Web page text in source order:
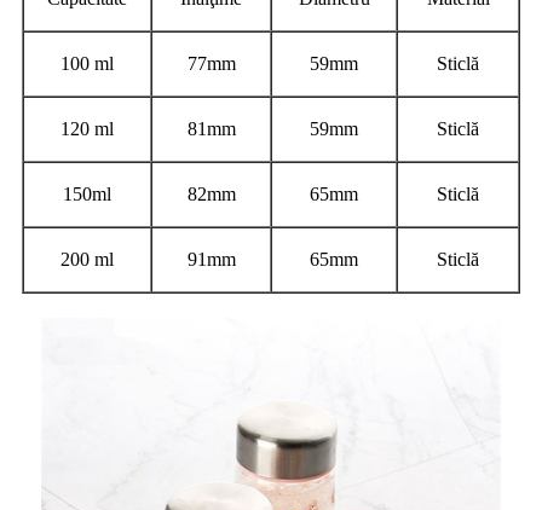
100 ml 77mm 59mm Sticlă
120 ml 81mm 59mm Sticlă
150ml 82mm 65mm Sticlă
200 ml 91mm 65mm Sticlă